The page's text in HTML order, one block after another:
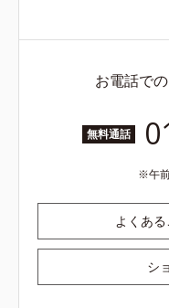
お電話で
無料通話
午
よくあ
シ